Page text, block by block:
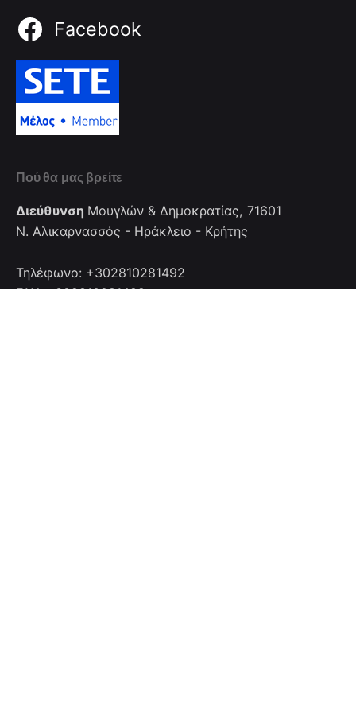
Facebook
Πού θα μας βρείτε
Διεύθυνση Μουγλών & Δημοκρατίας, 71601
Ν. Αλικαρνασσός - Ηράκλειο - Κρήτης
Τηλέφωνο: +302810281492
FAX: +302810281492